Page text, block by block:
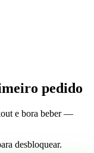
pedido
e bora beber —
desbloquear.